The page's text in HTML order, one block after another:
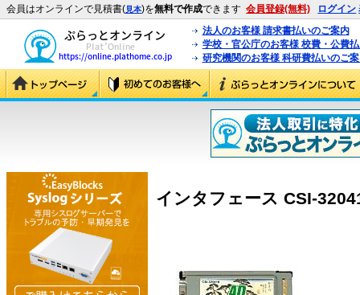
会員はオンラインで見積書(見本)を無料で作成できます 会員登録(無料) ログイン
法人のお客様 請求書払いのご案内
学校・官公庁のお客様 校費・公費
研究機関のお客様 科研費払いのご
インタフェース CSI-